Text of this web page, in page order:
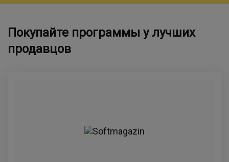
Покупайте программы у лучших
продавцов